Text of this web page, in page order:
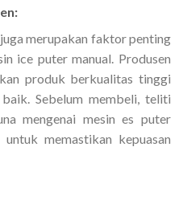
merupakan faktor penting
ice puter manual. Produsen
produk berkualitas tinggi
Sebelum membeli, teliti
mengenai mesin es puter
memastikan kepuasan